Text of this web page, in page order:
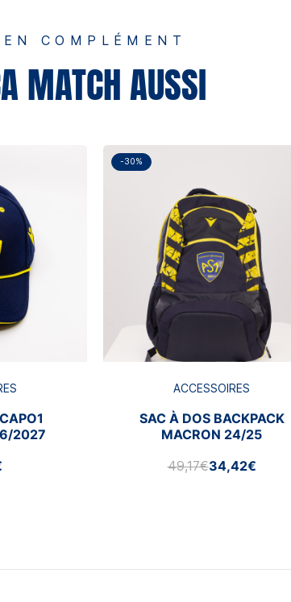
EN COMPLÉMENT
MATCH AUSSI
2027
-30%
ACCESSOIRES
SAC À DOS BACKPACK
MACRON 24/25
49,17€34,42€